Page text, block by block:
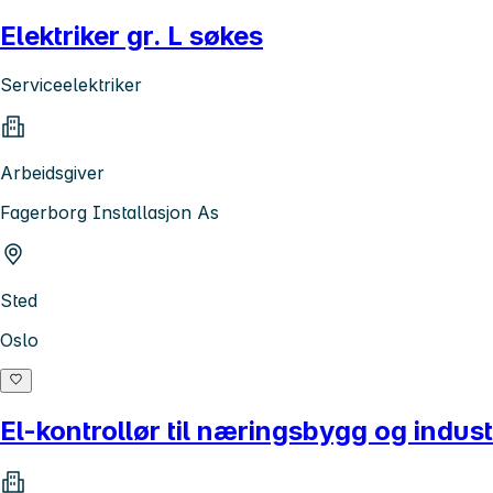
Elektriker gr. L søkes
Serviceelektriker
Arbeidsgiver
Fagerborg Installasjon As
Sted
Oslo
El-kontrollør til næringsbygg og